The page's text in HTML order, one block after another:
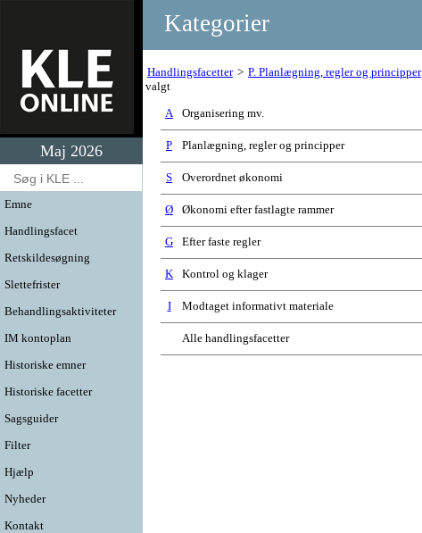
Maj 2026
Emne
Handlingsfacet
Retskildesøgning
Slettefrister
Behandlingsaktiviteter
IM kontoplan
Historiske emner
Historiske facetter
Sagsguider
Filter
Hjælp
Nyheder
Kontakt
Kategorier
Handlingsfacetter P. Planlægning, regler og principper
valgt
A Organisering mv.
P Planlægning, regler og principper
S Overordnet økonomi
Ø Økonomi efter fastlagte rammer
G Efter faste regler
K Kontrol og klager
I Modtaget informativt materiale
Alle handlingsfacetter